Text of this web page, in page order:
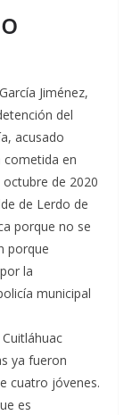
Jiménez,
del
acusado
en
de 2020
de Lerdo de
porque no se
porque
la
municipal
ya fueron
cuatro jóvenes.
es